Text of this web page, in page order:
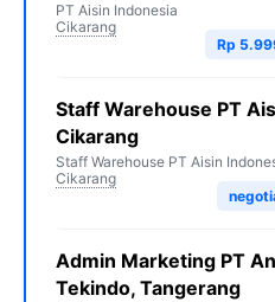
PT Aisin Indonesia
Cikarang
Rp
Staff Warehouse PT
Cikarang
Staff Warehouse PT Aisin
Cikarang
Admin Marketing PT
Tekindo, Tangerang